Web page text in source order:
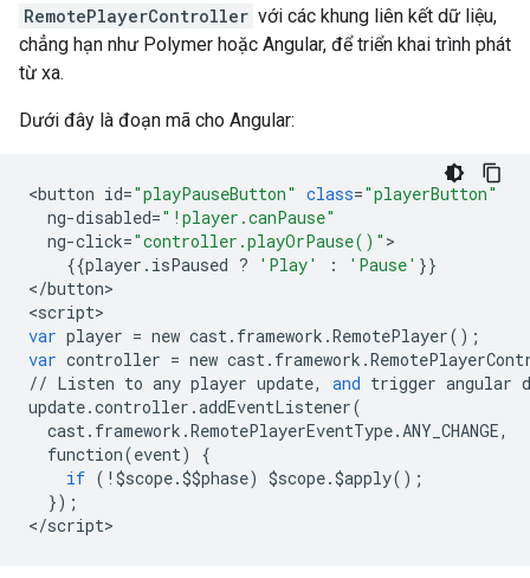
RemotePlayerController với các khung liên kết dữ liệu,
chẳng hạn như Polymer hoặc Angular, để triển khai trình phát
từ xa.
Dưới đây là đoạn mã cho Angular:
<button id="playPauseButton" class="playerButton"
ng-disabled="!player.canPause"
ng-click="controller.playOrPause()"
{{player . isPaused ? 'Play' : 'Pause' }}
</button>
<script
var player = new cast. framework .RemotePlayer();
var controller = new cast. framework .
// Listen to any player update, and trigger angular
update.controller .addEventListener(
cast. framework .RemotePlayerEventType.ANY_CHANGE,
function(event)
{
if ( !$scope.$$phase) $scope.$apply();
});
</script>